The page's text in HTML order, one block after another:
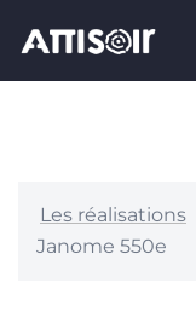
au
contenu
Les réalisations
Janome 550e